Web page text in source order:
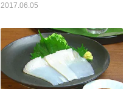
2017.06.05